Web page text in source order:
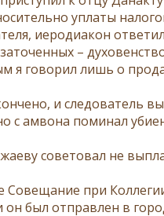
уплаты
иеродиакон
–
я говорил лишь о
и следователь
с амвона поминал
советовал не
Совещание при
был отправлен в